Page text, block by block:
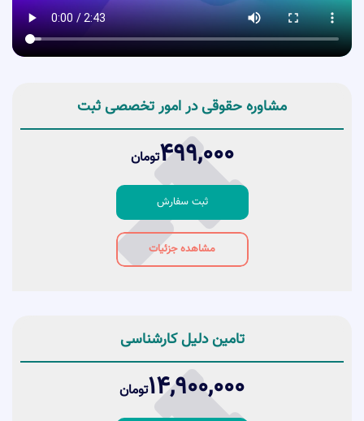
مشاوره حقوقی در امور تخصصی ثبت
499,000تومان
ثبت سفارش
مشاهده جزئیات
تامین دلیل کارشناسی
14,900,000تومان